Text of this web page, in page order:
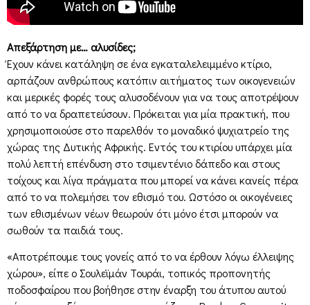
Απεξάρτηση με… αλυσίδες;
Έχουν κάνει κατάληψη σε ένα εγκαταλελειμμένο κτίριο,
αρπάζουν ανθρώπους κατόπιν αιτήματος των οικογενειών
και μερικές φορές τους αλυσοδένουν για να τους αποτρέψουν
από το να δραπετεύσουν. Πρόκειται για μία πρακτική, που
χρησιμοποιούσε στο παρελθόν το μοναδικό ψυχιατρείο της
χώρας της Δυτικής Αφρικής. Εντός του κτιρίου υπάρχει μία
πολύ λεπτή επένδυση στο τσιμεντένιο δάπεδο και στους
τοίχους και λίγα πράγματα που μπορεί να κάνει κανείς πέρα
από το να πολεμήσει τον εθισμό του. Ωστόσο οι οικογένειες
των εθισμένων νέων θεωρούν ότι μόνο έτσι μπορούν να
σωθούν τα παιδιά τους.
«Αποτρέπουμε τους γονείς από το να έρθουν λόγω έλλειψης
χώρου», είπε ο Σουλεϊμάν Τουράι, τοπικός προπονητής
ποδοσφαίρου που βοήθησε στην έναρξη του άτυπου αυτού